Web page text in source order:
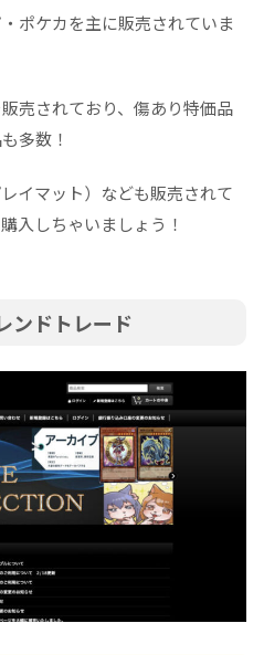
ポケカを主に販売されていま
売されており、傷あり特価品
多数！
イマット）なども販売されて
入しちゃいましょう！
ンドトレード